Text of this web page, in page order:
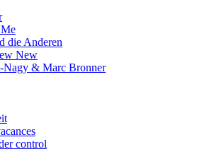
die Anderen
New
Nagy & Marc Bronner
control